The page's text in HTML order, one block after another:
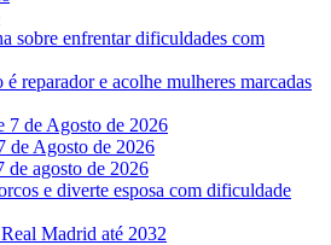
sobre enfrentar dificuldades com
reparador e acolhe mulheres marcadas
7 de Agosto de 2026
de Agosto de 2026
de agosto de 2026
e diverte esposa com dificuldade
Madrid até 2032